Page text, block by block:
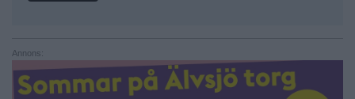
Annons: